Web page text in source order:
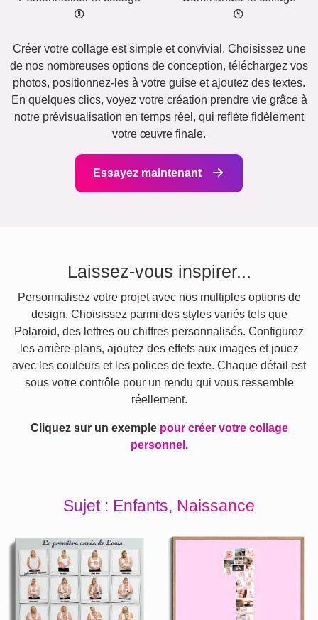
Créer votre collage est simple et convivial. Choisissez une
de nos nombreuses options de conception, téléchargez vos
photos, positionnez-les à votre guise et ajoutez des textes.
En quelques clics, voyez votre création prendre vie grâce à
notre prévisualisation en temps réel, qui reflète fidèlement
votre œuvre finale.
Essayez maintenant
Laissez-vous inspirer...
Personnalisez votre projet avec nos multiples options de
design. Choisissez parmi des styles variés tels que
Polaroid, des lettres ou chiffres personnalisés. Configurez
les arrière-plans, ajoutez des effets aux images et jouez
avec les couleurs et les polices de texte. Chaque détail est
sous votre contrôle pour un rendu qui vous ressemble
réellement.
Cliquez sur un exemple pour créer votre collage
personnel.
Sujet : Enfants, Naissance